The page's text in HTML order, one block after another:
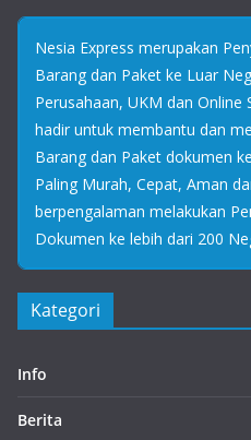
Nesia Express merupakan
Barang dan Paket ke Luar
Perusahaan, UKM dan Online
hadir untuk membantu dan
Barang dan Paket dokumen
Paling Murah, Cepat, Aman
berpengalaman melakukan
Dokumen ke lebih dari 200
Kategori
Info
Berita